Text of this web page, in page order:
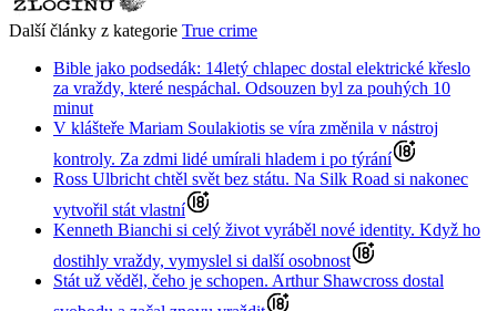
Další články z kategorie True crime
Bible jako podsedák: 14letý chlapec dostal elektrické křeslo
za vraždy, které nespáchal. Odsouzen byl za pouhých 10
minut
V klášteře Mariam Soulakiotis se víra změnila v nástroj
kontroly. Za zdmi lidé umírali hladem i po týrání
Ross Ulbricht chtěl svět bez státu. Na Silk Road si nakonec
vytvořil stát vlastní
Kenneth Bianchi si celý život vyráběl nové identity. Když ho
dostihly vraždy, vymyslel si další osobnost
Stát už věděl, čeho je schopen. Arthur Shawcross dostal